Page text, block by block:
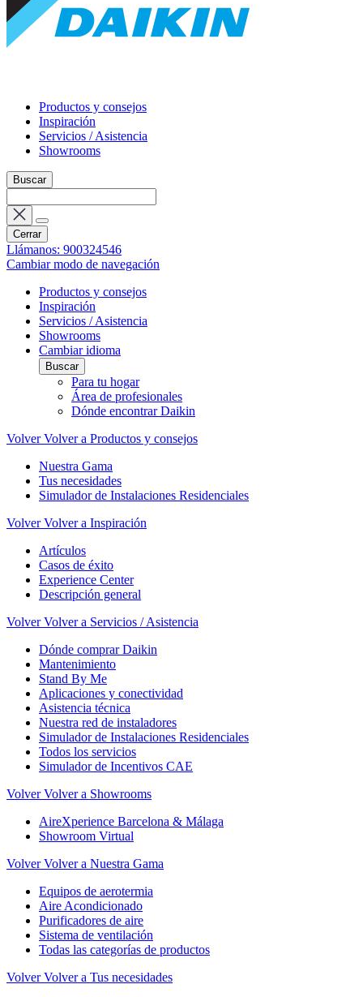
Productos y consejos
Inspiración
Servicios / Asistencia
Showrooms
Buscar
Cerrar
Llámanos: 900324546
Cambiar modo de navegación
Productos y consejos
Inspiración
Servicios / Asistencia
Showrooms
Cambiar idioma
Buscar
Para tu hogar
Área de profesionales
Dónde encontrar Daikin
Volver Volver a Productos y consejos
Nuestra Gama
Tus necesidades
Simulador de Instalaciones Residenciales
Volver Volver a Inspiración
Artículos
Casos de éxito
Experience Center
Descripción general
Volver Volver a Servicios / Asistencia
Dónde comprar Daikin
Mantenimiento
Stand By Me
Aplicaciones y conectividad
Asistencia técnica
Nuestra red de instaladores
Simulador de Instalaciones Residenciales
Todos los servicios
Simulador de Incentivos CAE
Volver Volver a Showrooms
AireXperience Barcelona & Málaga
Showroom Virtual
Volver Volver a Nuestra Gama
Equipos de aerotermia
Aire Acondicionado
Purificadores de aire
Sistema de ventilación
Todas las categorías de productos
Volver Volver a Tus necesidades